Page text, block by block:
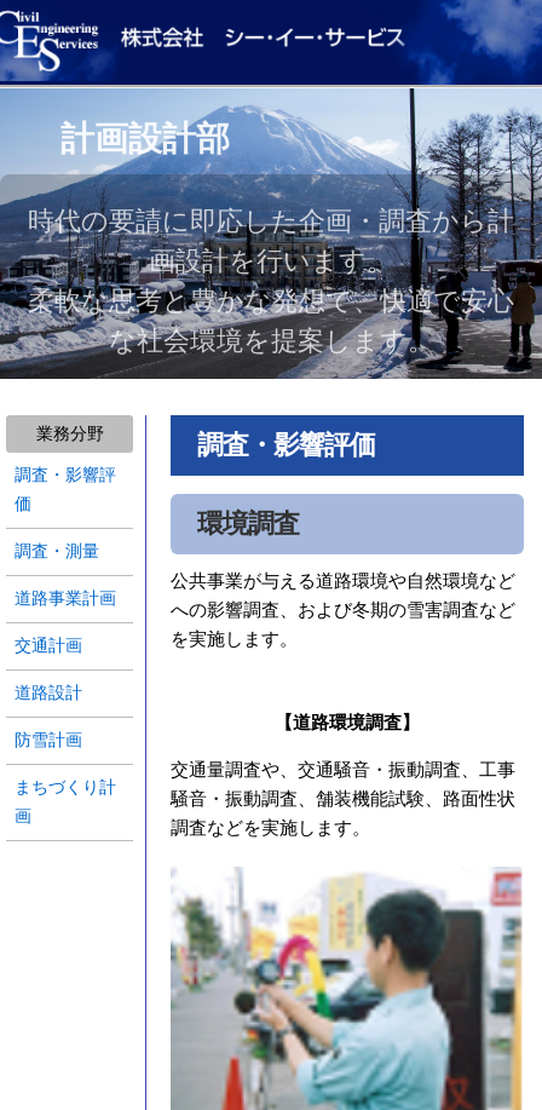
時代の要請に即応した企画・調査から計
画設計を行います。
柔軟な思考と豊かな発想で、快適で安心
な社会環境を提案します。
計画設計部
業務分野
調査・影響評
価
調査・測量
道路事業計画
交通計画
道路設計
防雪計画
まちづくり計
画
調査・影響評価
環境調査
公共事業が与える道路環境や自然環境など
への影響調査、および冬期の雪害調査など
を実施します。
【道路環境調査】
交通量調査や、交通騒音・振動調査、工事
騒音・振動調査、舗装機能試験、路面性状
調査などを実施します。